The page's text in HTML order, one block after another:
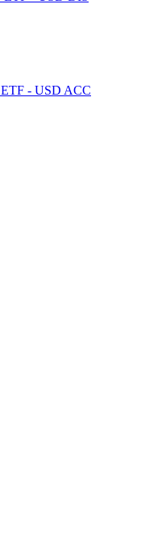
- USD ACC